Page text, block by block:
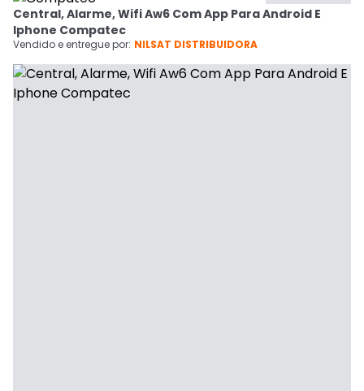
Cupons
Ativar tradutor em libras
CADASTRE-SE
Central, Alarme, Wifi Aw6 Com App Para Android E
Iphone Compatec
Vendido e entregue por: NILSAT DISTRIBUIDORA